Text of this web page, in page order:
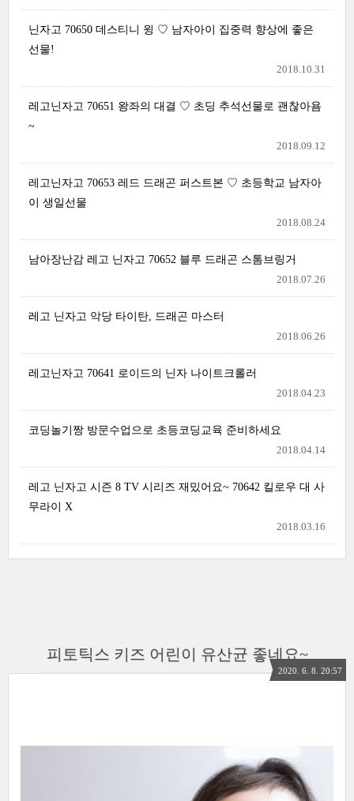
닌자고 70650 데스티니 윙 ♡ 남자아이 집중력 향상에 좋은
선물!
2018.10.31
레고닌자고 70651 왕좌의 대결 ♡ 초딩 추석선물로 괜찮아욤
~
2018.09.12
레고닌자고 70653 레드 드래곤 퍼스트본 ♡ 초등학교 남자아
이 생일선물
2018.08.24
남아장난감 레고 닌자고 70652 블루 드래곤 스톰브링거
2018.07.26
레고 닌자고 악당 타이탄, 드래곤 마스터
2018.06.26
레고닌자고 70641 로이드의 닌자 나이트크롤러
2018.04.23
코딩놀기짱 방문수업으로 초등코딩교육 준비하세요
2018.04.14
레고 닌자고 시즌 8 TV 시리즈 재밌어요~ 70642 킬로우 대 사
무라이 X
2018.03.16
피토틱스 키즈 어린이 유산균 좋네요~
2020. 6. 8. 20:57